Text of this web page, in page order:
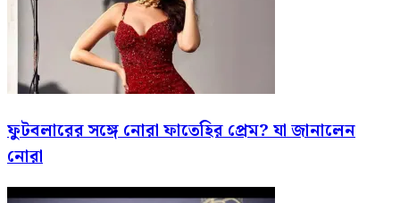
ফুটবলারের সঙ্গে নোরা ফাতেহির প্রেম? যা জানালেন
নোরা